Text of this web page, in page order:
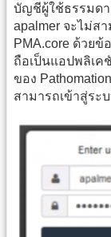
บัญชีผู้ใช้ธรรมดา
apalmer จะไม่ส
PMA.core ด้วยข้
ถือเป็นแอปพลิเ
ของ
สามารถเข้าสู่ระ